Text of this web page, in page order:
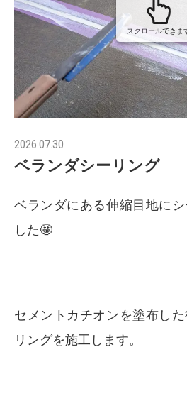
スクロールできま
2026.07.30
ベランダシーリング
ベランダにある伸縮目地に
した🤩
セメントカチオンを塗布し
リングを施工します。